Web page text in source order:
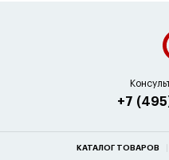
+7
КАТАЛОГ ТОВАРОВ